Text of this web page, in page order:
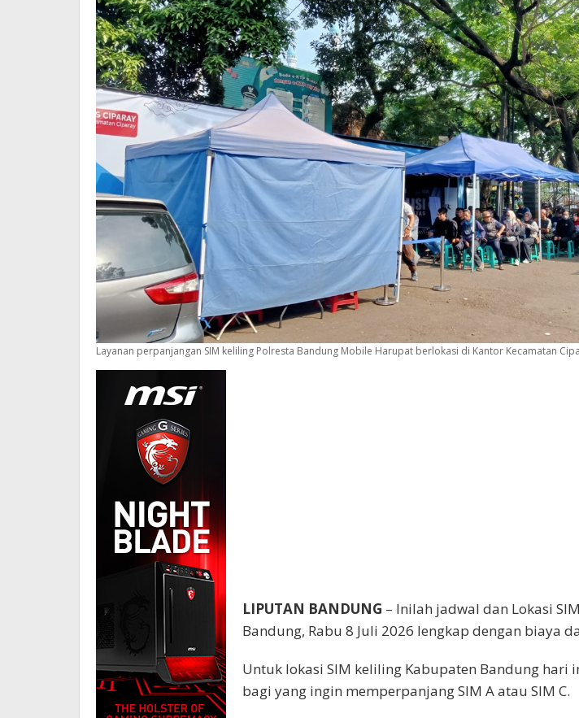
Layanan perpanjangan SIM keliling Polresta Bandung Mobile Harupat berlokasi di Kantor Kecamatan
LIPUTAN BANDUNG – Inilah jadwal dan Lokasi
Bandung, Rabu 8 Juli 2026 lengkap dengan biaya
Untuk lokasi SIM keliling Kabupaten Bandung hari
bagi yang ingin memperpanjang SIM A atau SIM C.